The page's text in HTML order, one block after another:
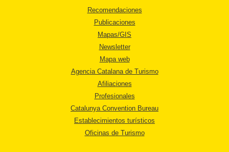
Recomendaciones
Publicaciones
Mapas/GIS
Newsletter
Mapa web
Agencia Catalana de Turismo
Afiliaciones
Profesionales
Catalunya Convention Bureau
Establecimientos turísticos
Oficinas de Turismo